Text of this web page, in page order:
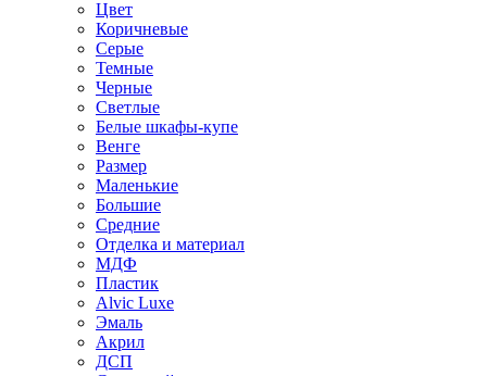
Цвет
Коричневые
Серые
Темные
Черные
Светлые
Белые шкафы-купе
Венге
Размер
Маленькие
Большие
Средние
Отделка и материал
МДФ
Пластик
Alvic Luxe
Эмаль
Акрил
ДСП